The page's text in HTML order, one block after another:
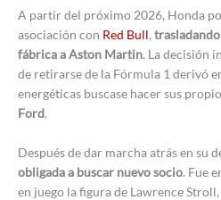
A partir del próximo 2026, Honda
asociación con Red Bull,
fábrica a Aston Martin. La decisión
de retirarse de la Fórmula 1 derivó
energéticas buscase hacer sus
Ford.
Después de dar marcha atrás en su
obligada a buscar nuevo socio. Fue
en juego la figura de Lawrence